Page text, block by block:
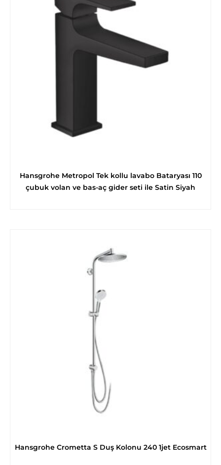
Hansgrohe Metropol Tek kollu lavabo Bataryası 110
çubuk volan ve bas-aç gider seti ile Satin Siyah
Hansgrohe Crometta S Duş Kolonu 240 1jet Ecosmart